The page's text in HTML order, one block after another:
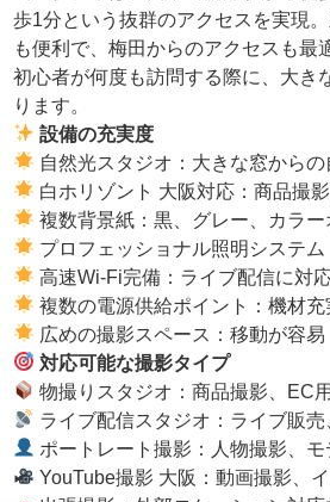
歩1分という抜群のアクセスを実現
も便利で、梅田からのアクセスも最
初心者が何度も訪問する際に、大き
ります。
設備の充実度
自然光スタジオ：大きな窓からの
白ホリゾント 大阪対応：商品撮
複数背景紙：黒、グレー、カラー
プロフェッショナル照明システム
高速Wi-Fi完備：ライブ配信に対
複数の電源供給ポイント：機材充
広めの撮影スペース：移動が容易
対応可能な撮影タイプ
物撮りスタジオ：商品撮影、EC
ライブ配信スタジオ：ライブ販
ポートレート撮影：人物撮影、
YouTube撮影 大阪：動画撮影、